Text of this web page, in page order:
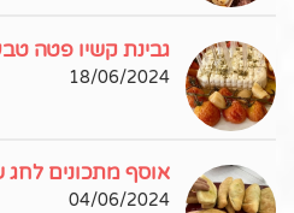
גבינת קשיו פטה
18/06/2024
אוסף מתכונים לחג
04/06/2024